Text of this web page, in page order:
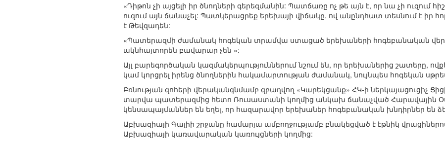
«Դիթոն չի այցելի իր ծնողների գերեզմանին: Պատճառը ոչ թե այն է, որ նա չի ուզում
ուզում այն ճանաչել: Պատկերացրեք երեխայի վիճակը, ով անընդհատ տեսնում է իր
է Թեվզադեն:
«Պատերազմի ժամանակ հոգեկան տրամվա ստացած երեխաների հոգեբանական
ակնհայտորեն բավարար չեն »:
Այլ բարեգործական կազմակերպություններում նշում են, որ երեխաներից շատերը,
կամ կորցրել իրենց ծնողներին հակամարտության ժամանակ, նույնպես հոգեկան
Բռնության զոհերի վերականգնմամբ զբաղվող «Կարեկցանք» ՀԿ-ի ներկայացուցիչ
տարվա պատերազմից հետո Ռուսաստանի կողմից անկախ ճանաչված Հարավային
կենսապայմաններ են եղել, որ հազարավոր երեխաներ հոգեբանական խնդիրներ են
Աբխազիայի Գալիի շրջանը համարյա ամբողջությամբ բնակեցված է էթնիկ
Աբխազիայի կառավարական կառույցների կողմից: